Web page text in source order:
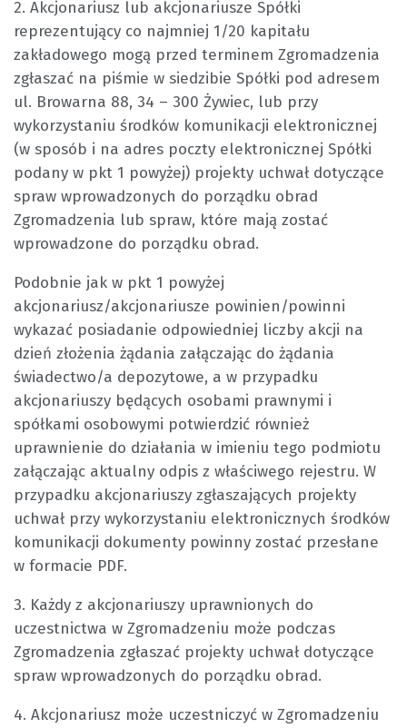
2. Akcjonariusz lub akcjonariusze Spółki
reprezentujący co najmniej 1/20 kapitału
zakładowego mogą przed terminem Zgromadzenia
zgłaszać na piśmie w siedzibie Spółki pod adresem
ul. Browarna 88, 34 – 300 Żywiec, lub przy
wykorzystaniu środków komunikacji elektronicznej
(w sposób i na adres poczty elektronicznej Spółki
podany w pkt 1 powyżej) projekty uchwał dotyczące
spraw wprowadzonych do porządku obrad
Zgromadzenia lub spraw, które mają zostać
wprowadzone do porządku obrad.
Podobnie jak w pkt 1 powyżej
akcjonariusz/akcjonariusze powinien/powinni
wykazać posiadanie odpowiedniej liczby akcji na
dzień złożenia żądania załączając do żądania
świadectwo/a depozytowe, a w przypadku
akcjonariuszy będących osobami prawnymi i
spółkami osobowymi potwierdzić również
uprawnienie do działania w imieniu tego podmiotu
załączając aktualny odpis z właściwego rejestru. W
przypadku akcjonariuszy zgłaszających projekty
uchwał przy wykorzystaniu elektronicznych środków
komunikacji dokumenty powinny zostać przesłane
w formacie PDF.
3. Każdy z akcjonariuszy uprawnionych do
uczestnictwa w Zgromadzeniu może podczas
Zgromadzenia zgłaszać projekty uchwał dotyczące
spraw wprowadzonych do porządku obrad.
4. Akcjonariusz może uczestniczyć w Zgromadzeniu